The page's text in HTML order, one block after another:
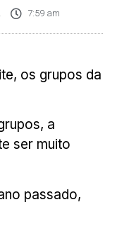
7:59 am
os grupos da
a
ser muito
passado,